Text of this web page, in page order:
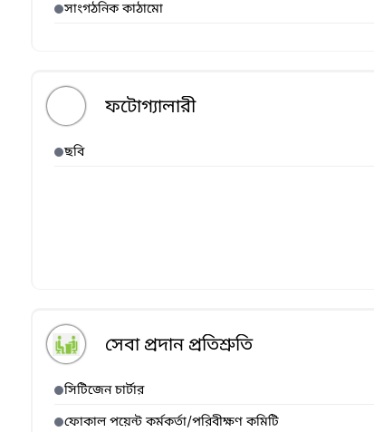
সাংগঠনিক কাঠামো
ফটোগ্যালারী
ছবি
সেবা প্রদান প্রতিশ্রুতি
সিটিজেন চার্টার
ফোকাল পয়েন্ট কর্মকর্তা/পরিবীক্ষণ কমিটি